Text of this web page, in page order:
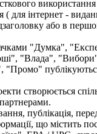
використання
( для інтернет -
або в
"Думка",
"Влада",
"Промо"
створюється
публікація,
що містить